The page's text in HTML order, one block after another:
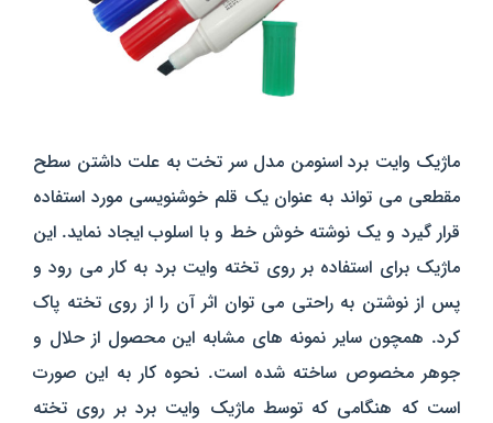
ماژیک وایت برد اسنومن مدل سر تخت به علت داشتن سطح
مقطعی می تواند به عنوان یک قلم خوشنویسی مورد استفاده
قرار گیرد و یک نوشته خوش خط و با اسلوب ایجاد نماید. این
ماژیک برای استفاده بر روی تخته وایت برد به کار می رود و
پس از نوشتن به راحتی می توان اثر آن را از روی تخته پاک
کرد. همچون سایر نمونه های مشابه این محصول از حلال و
جوهر مخصوص ساخته شده است. نحوه کار به این صورت
است که هنگامی که توسط ماژیک وایت برد بر روی تخته